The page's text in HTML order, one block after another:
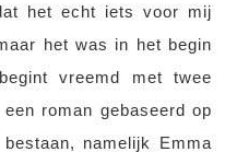
het echt iets voor mij
het was in het begin
vreemd met twee
roman gebaseerd op
namelijk Emma